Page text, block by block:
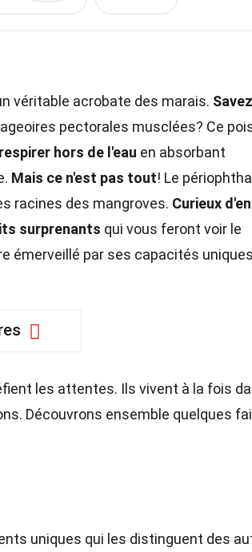
véritable acrobate des marais.
pectorales musclées? Ce
hors de l'eau en absorbant
Mais ce n'est pas tout! Le
racines des mangroves. Curieux d'en
surprenants qui vous feront voir le
émerveillé par ses capacités
les attentes. Ils vivent à la fois
Découvrons ensemble quelques
uniques qui les distinguent des